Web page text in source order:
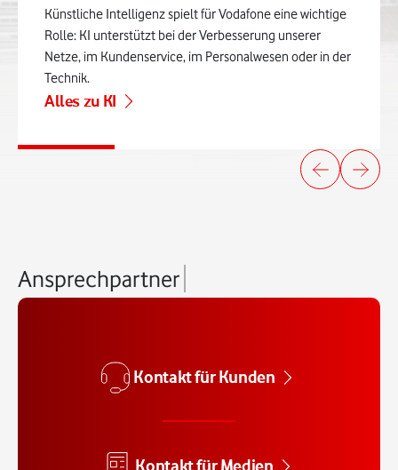
Künstliche Intelligenz spielt für Vodafone eine wichtige
Rolle: KI unterstützt bei der Verbesserung unserer
Netze, im Kundenservice, im Personalwesen oder in der
Technik.
Alles zu KI
Ansprechpartner
Kontakt für Kunden